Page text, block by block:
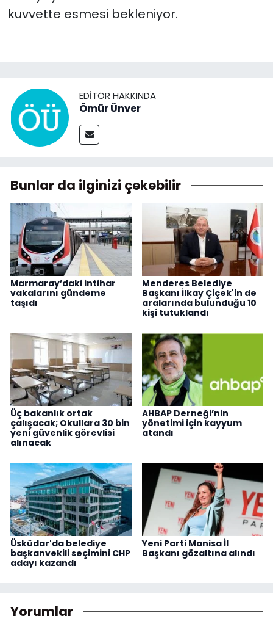
kuvvette esmesi bekleniyor.
EDITÖR HAKKINDA
Ömür Ünver
Bunlar da ilginizi çekebilir
Marmaray’daki intihar
vakalarını gündeme
taşıdı
Menderes Belediye
Başkanı İlkay Çiçek'in de
aralarında bulunduğu 10
kişi tutuklandı
Üç bakanlık ortak
çalışacak; Okullara 30 bin
yeni güvenlik görevlisi
alınacak
AHBAP Derneği’nin
yönetimi için kayyum
atandı
Üsküdar'da belediye
başkanvekili seçimini CHP
adayı kazandı
Yeni Parti Manisa İl
Başkanı gözaltına alındı
Yorumlar